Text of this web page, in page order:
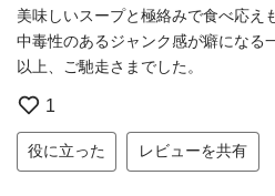
美味しいスープと極絡みで食べ応え
中毒性のあるジャンク感が癖になる
以上、ご馳走さまでした。
1
役に立った レビューを共有